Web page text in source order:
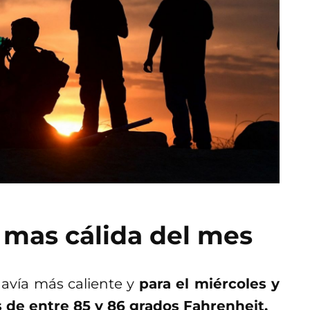
cálida del mes
más caliente y para el miércoles y
entre 85 y 86 grados Fahrenheit.